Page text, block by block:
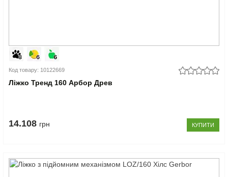
Код товару: 10122669
Ліжко Тренд 160 Арбор Древ
14.108 грн КУПИТИ